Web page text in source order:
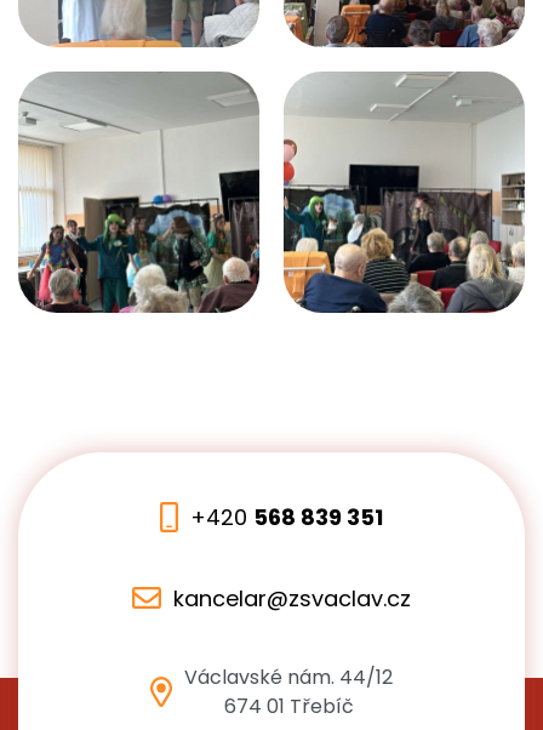
+420 568 839 351
kancelar@zsvaclav.cz
Václavské nám. 44/12
674 01 Třebíč